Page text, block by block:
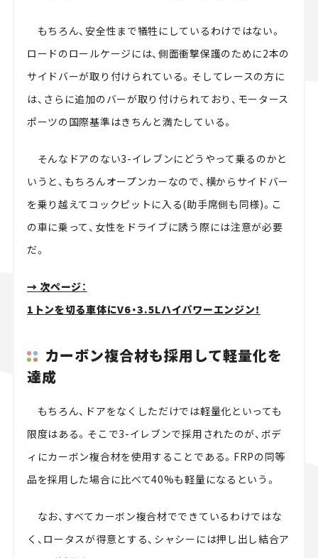
もちろん、安全性まで犠牲にしているわけではない。
ロードのロールケージには、側面衝撃保護のために2本の
サイドバーが取り付けられている。そしてレースの方に
は、さらに追加のバーが取り付けられており、モータース
ポーツの国際基準はきちんと満たしている。
そんなドアのない3-イレブンにどうやって乗るのかと
いうと、もちろんオープンカーなので、横からサイドバー
を乗り越えてコックピットに入る(助手席側も同様)。こ
の車に乗って、女性をドライブに誘う際には注意が必要
だ。
→ 次ページ：
1トンを切る車体にV6・3.5Lハイパワーエンジン！
カーボン複合材も採用して軽量化を
達成
もちろん、ドアをなくしただけでは軽量化といっても
限度はある。そこで3-イレブンで採用されたのが、ボデ
ィにカーボン複合材を使用することである。FRPの同等
品を採用した場合に比べて40%も軽量になるという。
なお、すべてカーボン複合材でできているわけではな
く、ロータスが得意とする、シャシーには押し出し結合ア